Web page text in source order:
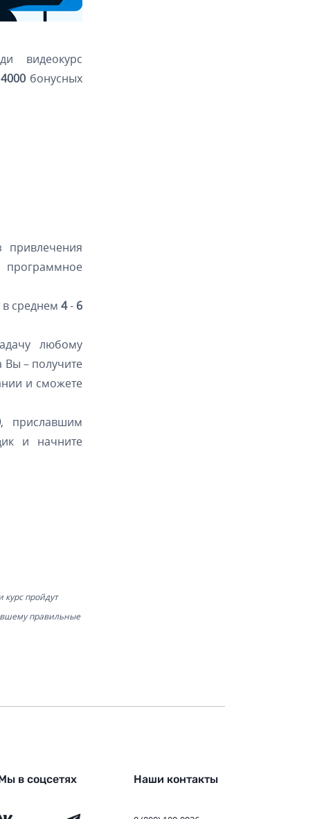
видеокурс
4000бонусных
привлечения
программное
среднем 4- 6
любому
Вы – получите
и сможете
, приславшим
и начните
курс пройдут
правильные
в соцсетях Наши контакты